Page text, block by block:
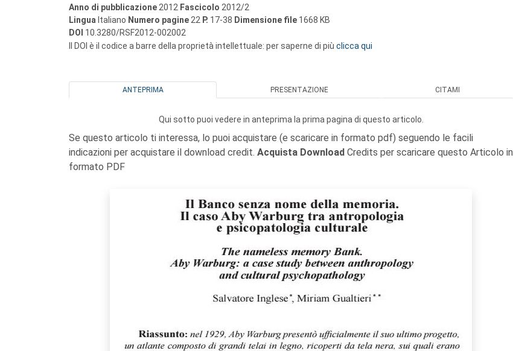
Anno di pubblicazione 2012 Fascicolo 2012/2
Lingua Italiano Numero pagine 22 P. 17-38 Dimensione file 1668 KB
DOI 10.3280/RSF2012-002002
Il DOI è il codice a barre della proprietà intellettuale: per saperne di più clicca qui
ANTEPRIMA PRESENTAZIONE CITAMI
Qui sotto puoi vedere in anteprima la prima pagina di questo articolo.
Se questo articolo ti interessa, lo puoi acquistare (e scaricare in formato pdf) seguendo le facili
indicazioni per acquistare il download credit. Acquista Download Credits per scaricare questo Articolo in
formato PDF